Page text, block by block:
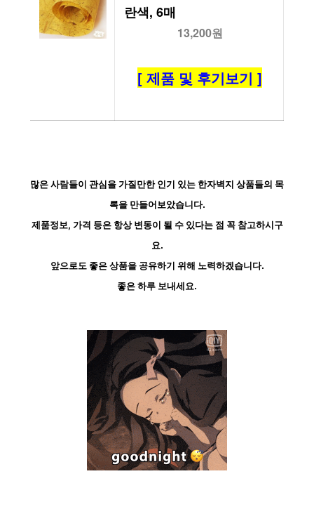
란색, 6매
13,200원
[ 제품 및 후기보기 ]
많은 사람들이 관심을 가질만한 인기 있는 한자벽지 상품들의 목
록을 만들어보았습니다.
제품정보, 가격 등은 항상 변동이 될 수 있다는 점 꼭 참고하시구
요.
앞으로도 좋은 상품을 공유하기 위해 노력하겠습니다.
좋은 하루 보내세요.